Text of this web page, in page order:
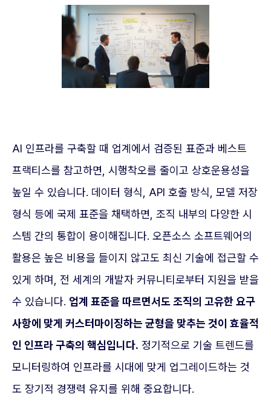
AI 인프라를 구축할 때 업계에서 검증된 표준과 베스트
프랙티스를 참고하면, 시행착오를 줄이고 상호운용성을
높일 수 있습니다. 데이터 형식, API 호출 방식, 모델 저장
형식 등에 국제 표준을 채택하면, 조직 내부의 다양한 시
스템 간의 통합이 용이해집니다. 오픈소스 소프트웨어의
활용은 높은 비용을 들이지 않고도 최신 기술에 접근할 수
있게 하며, 전 세계의 개발자 커뮤니티로부터 지원을 받을
수 있습니다. 업계 표준을 따르면서도 조직의 고유한 요구
사항에 맞게 커스터마이징하는 균형을 맞추는 것이 효율적
인 인프라 구축의 핵심입니다. 정기적으로 기술 트렌드를
모니터링하여 인프라를 시대에 맞게 업그레이드하는 것
도 장기적 경쟁력 유지를 위해 중요합니다.